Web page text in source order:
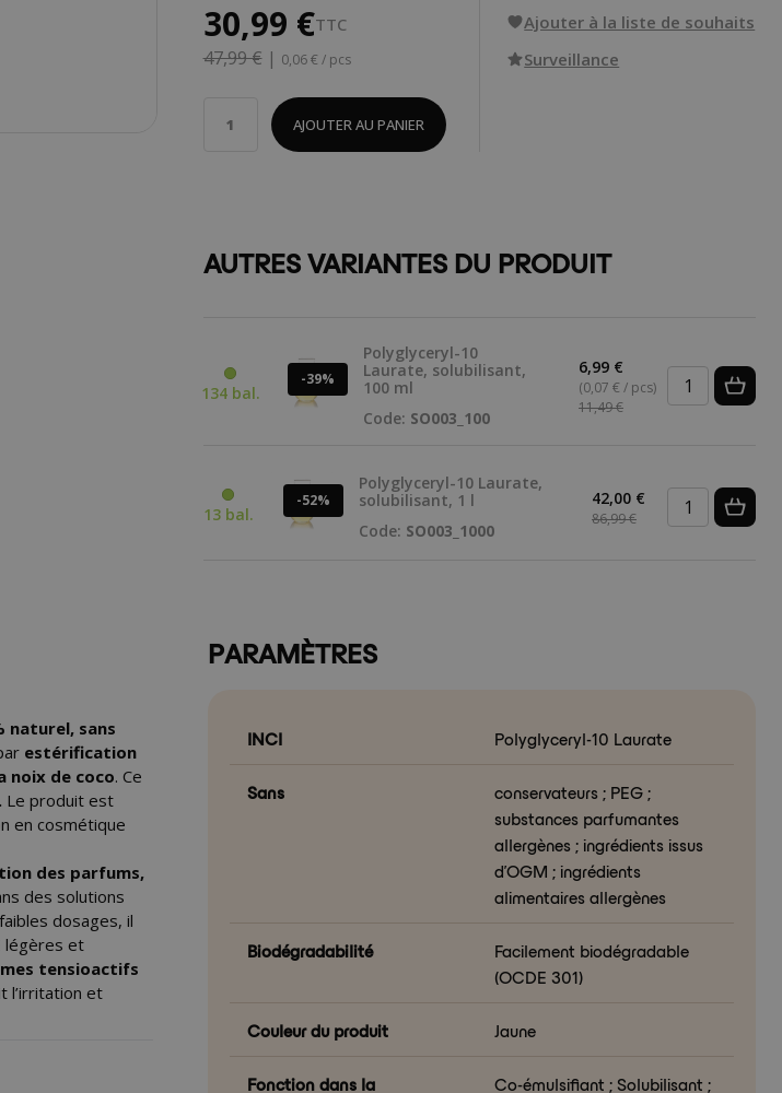
30,99 €TTC
47,99 €| 0,06 € / pcs
AJOUTER AU PANIER
Ajouter à la liste de souhaits
Surveillance
AUTRES VARIANTES DU PRODUIT
134 bal.
-39%
Polyglyceryl-10
Laurate, solubilisant,
100 ml
Code: SO003_100
6,99 €
(0,07 € / pcs)
11,49 €
13 bal.
-52%
Polyglyceryl-10 Laurate,
solubilisant, 1 l
Code: SO003_1000
42,00 €
86,99 €
naturel, sans
estérification
noix de coco. Ce
Le produit est
en cosmétique
des parfums,
des solutions
dosages, il
légères et
tensioactifs
l’irritation et
PARAMÈTRES
INCI Polyglyceryl-10 Laurate
Sans
conservateurs ; PEG ;
substances parfumantes
allergènes ; ingrédients issus
d’OGM ; ingrédients
alimentaires allergènes
Biodégradabilité
Facilement biodégradable
(OCDE 301)
Couleur du produit Jaune
Fonction dans la
Co-émulsifiant ; Solubilisant ;